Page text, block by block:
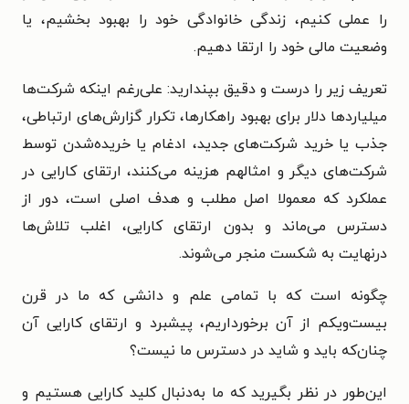
را عملی کنیم، زندگی خانوادگی خود را بهبود بخشیم، یا
وضعیت مالی خود را ارتقا دهیم.
تعریف زیر را درست و دقیق بپندارید: علی‌رغم اینکه شرکت‌ها
میلیاردها دلار برای بهبود راهکارها، تکرار گزارش‌های ارتباطی،
جذب یا خرید شرکت‌های جدید، ادغام یا خریده‌شدن توسط
شرکت‌های دیگر و امثالهم هزینه می‌کنند، ارتقای کارایی در
عملکرد که معمولا اصل مطلب و هدف اصلی است، دور از
دسترس می‌ماند و بدون ارتقای کارایی، اغلب تلاش‌ها
درنهایت به شکست منجر می‌شوند.
چگونه است که با تمامی علم و دانشی که ما در قرن
بیست‌ویکم از آن برخورداریم، پیشبرد و ارتقای کارایی آن
چنان‌که باید و شاید در دسترس ما نیست؟
این‌طور در نظر بگیرید که ما به‌دنبال کلید کارایی هستیم و